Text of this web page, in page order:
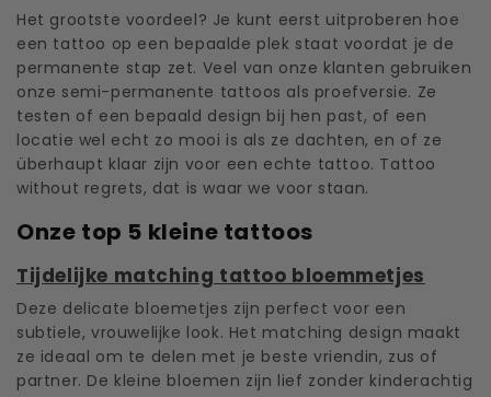
Het grootste voordeel? Je kunt eerst uitproberen hoe
een tattoo op een bepaalde plek staat voordat je de
permanente stap zet. Veel van onze klanten gebruiken
onze semi-permanente tattoos als proefversie. Ze
testen of een bepaald design bij hen past, of een
locatie wel echt zo mooi is als ze dachten, en of ze
überhaupt klaar zijn voor een echte tattoo. Tattoo
without regrets, dat is waar we voor staan.
Onze top 5 kleine tattoos
Tijdelijke matching tattoo bloemmetjes
Deze delicate bloemetjes zijn perfect voor een
subtiele, vrouwelijke look. Het matching design maakt
ze ideaal om te delen met je beste vriendin, zus of
partner. De kleine bloemen zijn lief zonder kinderachtig